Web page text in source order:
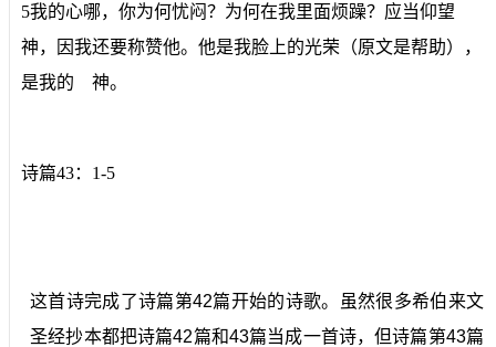
5我的心哪，你为何忧闷？为何在我里面烦躁？应当仰望
神，因我还要称赞他。他是我脸上的光荣（原文是帮助），
是我的 神。
诗篇43：1-5
这首诗完成了诗篇第42篇开始的诗歌。虽然很多希伯来文
圣经抄本都把诗篇42篇和43篇当成一首诗，但诗篇第43篇